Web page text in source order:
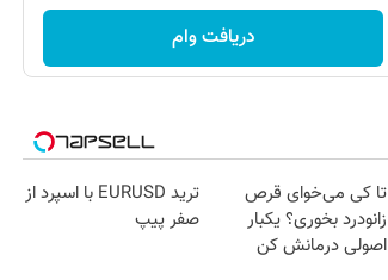
دریافت وام
تا کی می‌خوای قرص
زانودرد بخوری؟ یکبار
اصولی درمانش کن
ترید EURUSD با اسپرد از
صفر پیپ